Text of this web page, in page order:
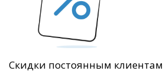
Скидки постоянным клиентам